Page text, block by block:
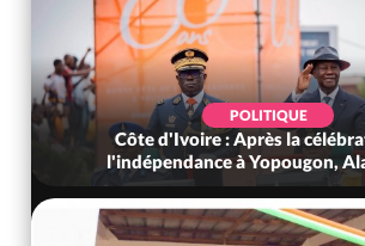
POLITIQUE
Côte d'Ivoire : Après la
l'indépendance à Yopougon,